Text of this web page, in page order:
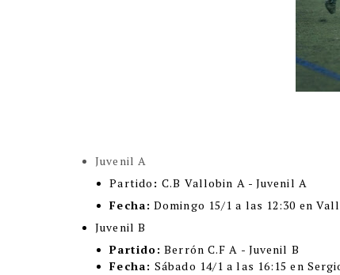
Juvenil A
Partido :C.B Vallobin A - Juvenil A
Fecha: Domingo 15/1 a las 12:30 en
Juvenil B
Partido: Berrón C.F A - Juvenil B
Fecha:Sábado 14/1 a las 16:15 en